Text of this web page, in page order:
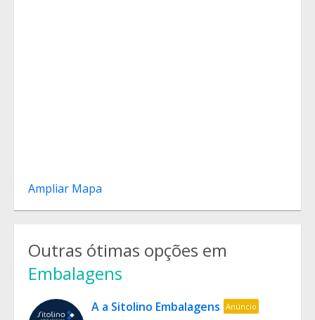
Ampliar Mapa
Outras ótimas opções em
Embalagens
A a Sitolino Embalagens Anúncio